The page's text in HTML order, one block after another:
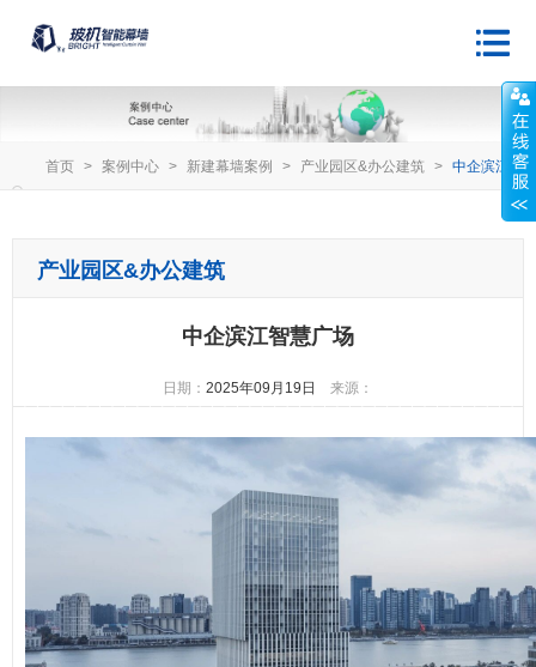
首页 > 案例中心 > 新建幕墙案例 > 产业园区&办公建筑 > 中企滨江智
慧广场
产业园区&办公建筑
中企滨江智慧广场
日期： 2025年09月19日 来源：